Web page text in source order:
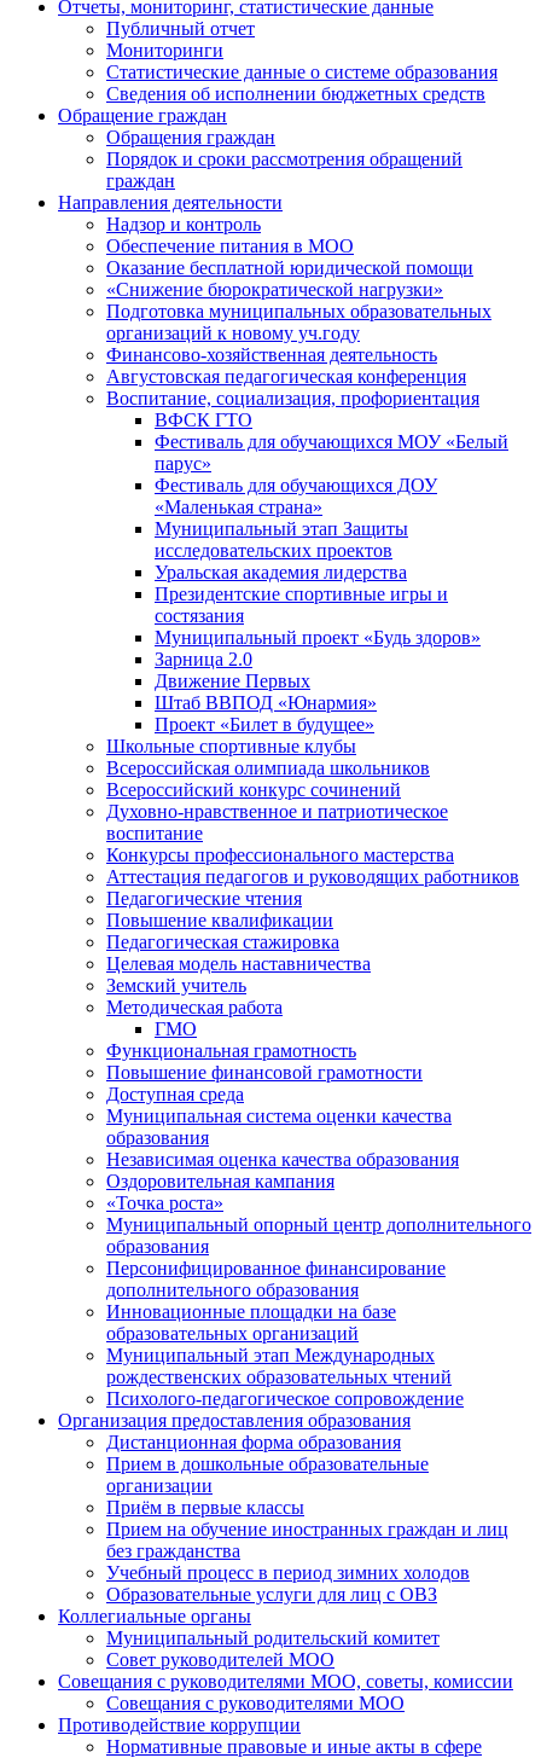
Отчеты, мониторинг, статистические данные
Публичный отчет
Мониторинги
Статистические данные о системе образования
Сведения об исполнении бюджетных средств
Обращение граждан
Обращения граждан
Порядок и сроки рассмотрения обращений
граждан
Направления деятельности
Надзор и контроль
Обеспечение питания в МОО
Оказание бесплатной юридической помощи
«Снижение бюрократической нагрузки»
Подготовка муниципальных образовательных
организаций к новому уч.году
Финансово-хозяйственная деятельность
Августовская педагогическая конференция
Воспитание, социализация, профориентация
ВФСК ГТО
Фестиваль для обучающихся МОУ «Белый
парус»
Фестиваль для обучающихся ДОУ
«Маленькая страна»
Муниципальный этап Защиты
исследовательских проектов
Уральская академия лидерства
Президентские спортивные игры и
состязания
Муниципальный проект «Будь здоров»
Зарница 2.0
Движение Первых
Штаб ВВПОД «Юнармия»
Проект «Билет в будущее»
Школьные спортивные клубы
Всероссийская олимпиада школьников
Всероссийский конкурс сочинений
Духовно-нравственное и патриотическое
воспитание
Конкурсы профессионального мастерства
Аттестация педагогов и руководящих работников
Педагогические чтения
Повышение квалификации
Педагогическая стажировка
Целевая модель наставничества
Земский учитель
Методическая работа
ГМО
Функциональная грамотность
Повышение финансовой грамотности
Доступная среда
Муниципальная система оценки качества
образования
Независимая оценка качества образования
Оздоровительная кампания
«Точка роста»
Муниципальный опорный центр дополнительного
образования
Персонифицированное финансирование
дополнительного образования
Инновационные площадки на базе
образовательных организаций
Муниципальный этап Международных
рождественских образовательных чтений
Психолого-педагогическое сопровождение
Организация предоставления образования
Дистанционная форма образования
Прием в дошкольные образовательные
организации
Приём в первые классы
Прием на обучение иностранных граждан и лиц
без гражданства
Учебный процесс в период зимних холодов
Образовательные услуги для лиц с ОВЗ
Коллегиальные органы
Муниципальный родительский комитет
Совет руководителей МОО
Совещания с руководителями МОО, советы, комиссии
Совещания с руководителями МОО
Противодействие коррупции
Нормативные правовые и иные акты в сфере